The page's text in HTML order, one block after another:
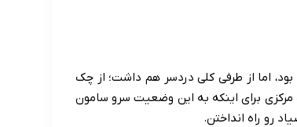
اما از طرفی کلی دردسر هم داشت؛ از چک
مرکزی برای اینکه به این وضعیت سرو سامون
رو راه انداختن.